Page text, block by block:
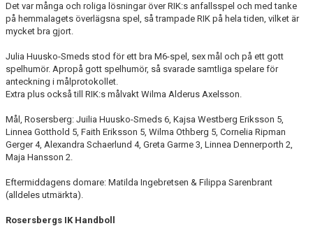
Det var många och roliga lösningar över RIK:s anfallsspel och med tanke
på hemmalagets överlägsna spel, så trampade RIK på hela tiden, vilket är
mycket bra gjort.
Julia Huusko-Smeds stod för ett bra M6-spel, sex mål och på ett gott
spelhumör. Apropå gott spelhumör, så svarade samtliga spelare för
anteckning i målprotokollet.
Extra plus också till RIK:s målvakt Wilma Alderus Axelsson.
Mål, Rosersberg: Juilia Huusko-Smeds 6, Kajsa Westberg Eriksson 5,
Linnea Gotthold 5, Faith Eriksson 5, Wilma Othberg 5, Cornelia Ripman
Gerger 4, Alexandra Schaerlund 4, Greta Garme 3, Linnea Dennerporth 2,
Maja Hansson 2.
Eftermiddagens domare: Matilda Ingebretsen & Filippa Sarenbrant
(alldeles utmärkta).
Rosersbergs IK Handboll